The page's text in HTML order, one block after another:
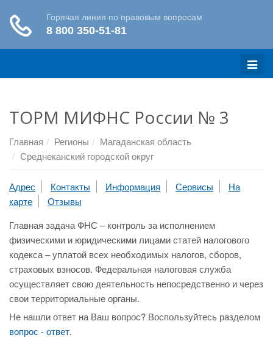
Меню
ТОРМ МИФНС России № 3
Главная Регионы
Магаданская область
Среднеканский городской округ
Адрес Контакты Информация Сервисы
На
карте
Отзывы
Главная задача ФНС – контроль за исполнением
физическими и юридическими лицами статей налогового
кодекса – уплатой всех необходимых налогов, сборов,
страховых взносов. Федеральная налоговая служба
осуществляет свою деятельность непосредственно и через
свои территориальные органы.
Не нашли ответ на Ваш вопрос? Воспользуйтесь разделом
вопрос - ответ.